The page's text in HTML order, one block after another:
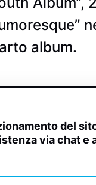
album.
del
via chat e